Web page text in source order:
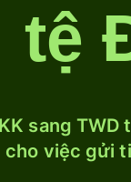
tệ
sang
việc gửi